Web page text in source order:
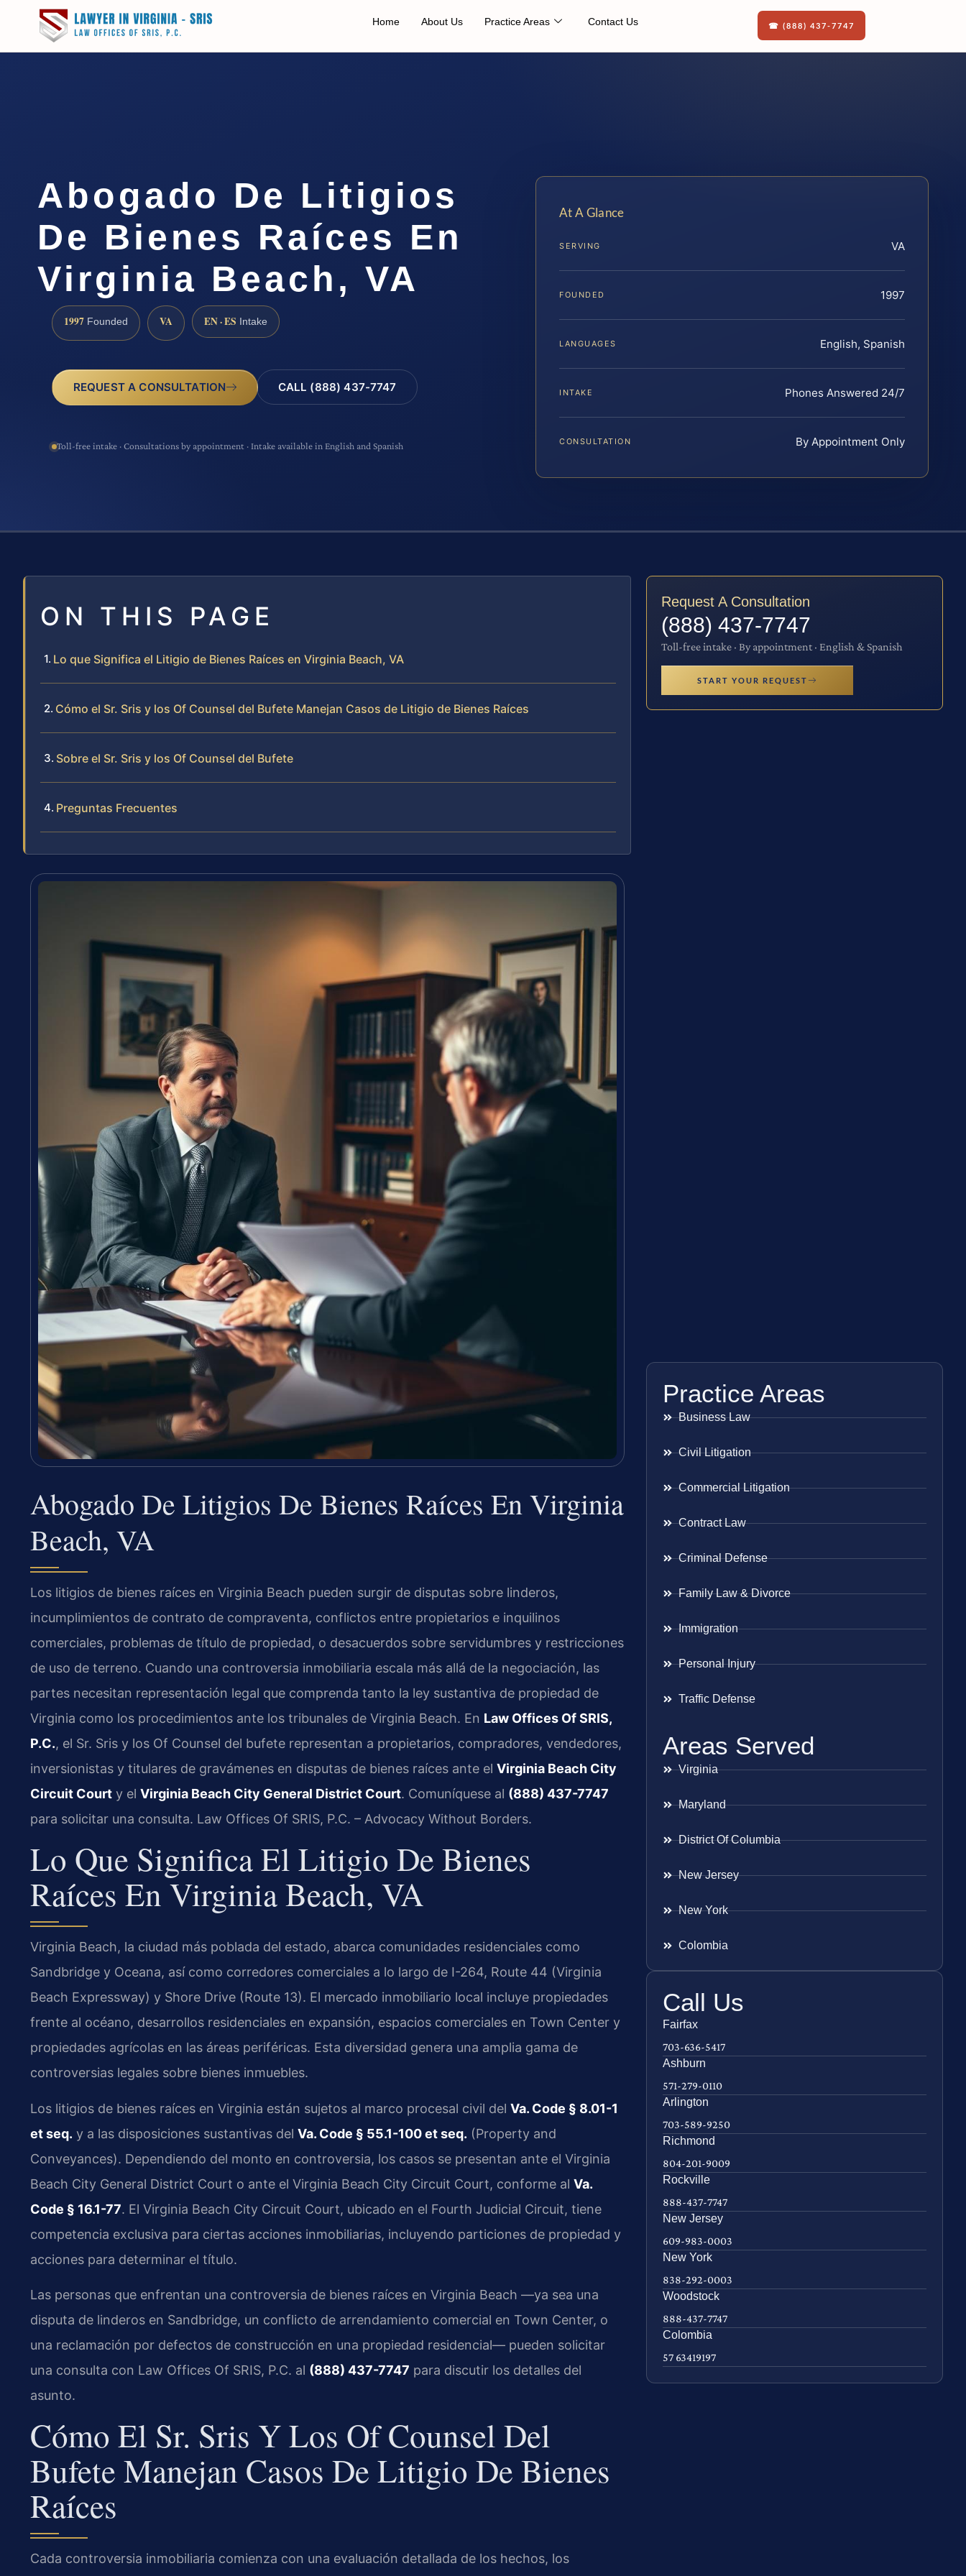
Home About Us Practice Areas Contact Us ☎ (888) 437-7747
Abogado De Litigios
De Bienes Raíces En
Virginia Beach, VA
1997 Founded VA EN · ES Intake
REQUEST A CONSULTATION CALL (888) 437-7747
Toll-free intake · Consultations by appointment · Intake available in English and Spanish
At A Glance
SERVING VA
FOUNDED 1997
LANGUAGES English, Spanish
INTAKE Phones Answered 24/7
CONSULTATION By Appointment Only
ON THIS PAGE
Lo que Significa el Litigio de Bienes Raíces en Virginia Beach, VA
Cómo el Sr. Sris y los Of Counsel del Bufete Manejan Casos de Litigio de Bienes Raíces
Sobre el Sr. Sris y los Of Counsel del Bufete
Preguntas Frecuentes
Abogado De Litigios De Bienes Raíces En Virginia
Beach, VA
Los litigios de bienes raíces en Virginia Beach pueden surgir de disputas sobre linderos,
incumplimientos de contrato de compraventa, conflictos entre propietarios e inquilinos
comerciales, problemas de título de propiedad, o desacuerdos sobre servidumbres y restricciones
de uso de terreno. Cuando una controversia inmobiliaria escala más allá de la negociación, las
partes necesitan representación legal que comprenda tanto la ley sustantiva de propiedad de
Virginia como los procedimientos ante los tribunales de Virginia Beach. En Law Offices Of SRIS,
P.C., el Sr. Sris y los Of Counsel del bufete representan a propietarios, compradores, vendedores,
inversionistas y titulares de gravámenes en disputas de bienes raíces ante el Virginia Beach City
Circuit Court y el Virginia Beach City General District Court. Comuníquese al (888) 437-7747
para solicitar una consulta. Law Offices Of SRIS, P.C. – Advocacy Without Borders.
Lo Que Significa El Litigio De Bienes
Raíces En Virginia Beach, VA
Virginia Beach, la ciudad más poblada del estado, abarca comunidades residenciales como
Sandbridge y Oceana, así como corredores comerciales a lo largo de I-264, Route 44 (Virginia
Beach Expressway) y Shore Drive (Route 13). El mercado inmobiliario local incluye propiedades
frente al océano, desarrollos residenciales en expansión, espacios comerciales en Town Center y
propiedades agrícolas en las áreas periféricas. Esta diversidad genera una amplia gama de
controversias legales sobre bienes inmuebles.
Los litigios de bienes raíces en Virginia están sujetos al marco procesal civil del Va. Code § 8.01-1
et seq. y a las disposiciones sustantivas del Va. Code § 55.1-100 et seq. (Property and
Conveyances). Dependiendo del monto en controversia, los casos se presentan ante el Virginia
Beach City General District Court o ante el Virginia Beach City Circuit Court, conforme al Va.
Code § 16.1-77. El Virginia Beach City Circuit Court, ubicado en el Fourth Judicial Circuit, tiene
competencia exclusiva para ciertas acciones inmobiliarias, incluyendo particiones de propiedad y
acciones para determinar el título.
Las personas que enfrentan una controversia de bienes raíces en Virginia Beach —ya sea una
disputa de linderos en Sandbridge, un conflicto de arrendamiento comercial en Town Center, o
una reclamación por defectos de construcción en una propiedad residencial— pueden solicitar
una consulta con Law Offices Of SRIS, P.C. al (888) 437-7747 para discutir los detalles del
asunto.
Cómo El Sr. Sris Y Los Of Counsel Del
Bufete Manejan Casos De Litigio De Bienes
Raíces
Cada controversia inmobiliaria comienza con una evaluación detallada de los hechos, los
Request A Consultation
(888) 437-7747
Toll-free intake · By appointment · English & Spanish
START YOUR REQUEST
Practice Areas
Business Law
Civil Litigation
Commercial Litigation
Contract Law
Criminal Defense
Family Law & Divorce
Immigration
Personal Injury
Traffic Defense
Areas Served
Virginia
Maryland
District Of Columbia
New Jersey
New York
Colombia
Call Us
Fairfax
703-636-5417
Ashburn
571-279-0110
Arlington
703-589-9250
Richmond
804-201-9009
Rockville
888-437-7747
New Jersey
609-983-0003
New York
838-292-0003
Woodstock
888-437-7747
Colombia
57 63419197